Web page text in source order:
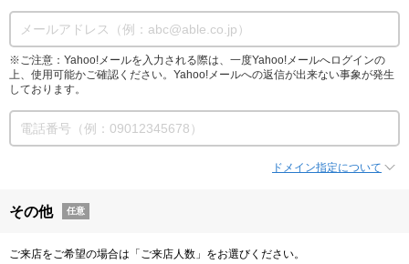
※ご注意：Yahoo!メールを入力される際は、一度Yahoo!メールへログインの
上、使用可能かご確認ください。Yahoo!メールへの返信が出来ない事象が発生
しております。
ドメイン指定について
その他 任意
ご来店をご希望の場合は「ご来店人数」をお選びください。